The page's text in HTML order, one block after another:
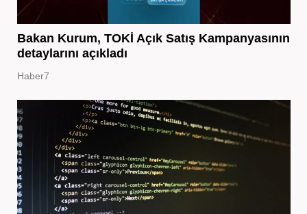
Bakan Kurum, TOKİ Açık Satış Kampanyasının
detaylarını açıkladı
Haber7